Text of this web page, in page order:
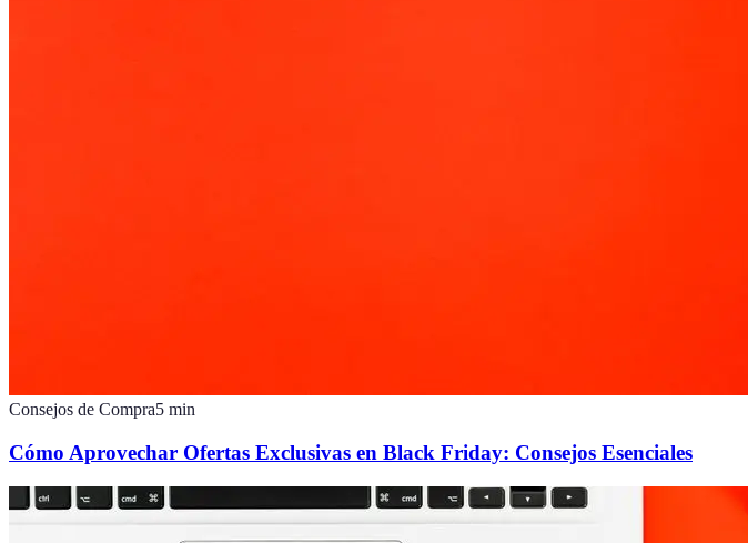
Consejos de Compra5 min
Cómo Aprovechar Ofertas Exclusivas en Black Friday: Consejos Esenciales